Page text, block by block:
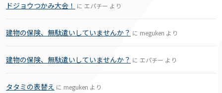
ドジョウつかみ大会！ に エパチー より
建物の保険、無駄遣いしていませんか？ に meguken より
建物の保険、無駄遣いしていませんか？ に エパチー より
タタミの表替え に meguken より